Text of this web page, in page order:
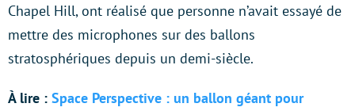
Chapel Hill, ont réalisé que personne n’avait essayé de
mettre des microphones sur des ballons
stratosphériques depuis un demi-siècle.
À lire : Space Perspective : un ballon géant pour